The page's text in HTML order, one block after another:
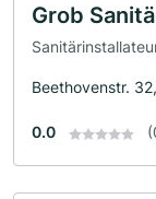
Grob
Beethovenstr.
0.0